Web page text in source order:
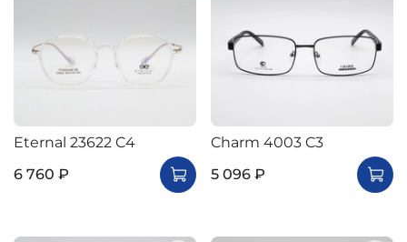
Eternal 23622 C4
6 760 ₽
Charm 4003 C3
5 096 ₽